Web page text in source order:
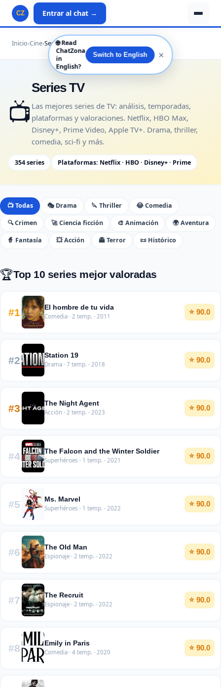
CZ Entrar al chat →
Inicio›Cine›Series
📺
Series TV
Las mejores series de TV: análisis, temporadas,
plataformas y valoraciones. Netflix, HBO Max,
Disney+, Prime Video, Apple TV+. Drama, thriller,
comedia, sci-fi y más.
354 series Plataformas: Netflix · HBO · Disney+ · Prime
📺 Todas 🎭 Drama 🔪 Thriller 😂 Comedia
🔍 Crimen 🚀 Ciencia ficción 🎨 Animación 🌍 Aventura
🧙 Fantasía 💥 Acción 👻 Terror 📜 Histórico
🏆Top 10 series mejor valoradas
#1 El hombre de tu vida
Comedia · 2 temp. · 2011
⭐ 90.0
#2 Station 19
Drama · 7 temp. · 2018
⭐ 90.0
#3 The Night Agent
Acción · 2 temp. · 2023
⭐ 90.0
#4 The Falcon and the Winter Soldier
Superhéroes · 1 temp. · 2021
⭐ 90.0
#5 Ms. Marvel
Superhéroes · 1 temp. · 2022
⭐ 90.0
#6 The Old Man
Espionaje · 2 temp. · 2022
⭐ 90.0
#7 The Recruit
Espionaje · 2 temp. · 2022
⭐ 90.0
#8 Emily in Paris
Comedia · 4 temp. · 2020
⭐ 90.0
🌐 Read
ChatZona
in
English?
Switch to English ✕